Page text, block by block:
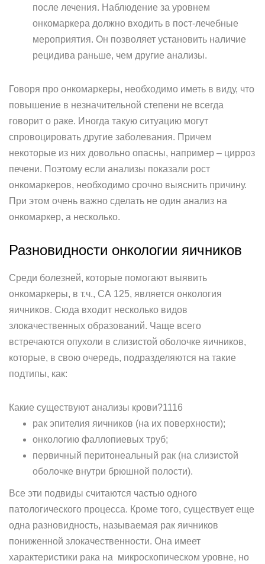
после лечения. Наблюдение за уровнем
онкомаркера должно входить в пост-лечебные
мероприятия. Он позволяет установить наличие
рецидива раньше, чем другие анализы.
Говоря про онкомаркеры, необходимо иметь в виду, что
повышение в незначительной степени не всегда
говорит о раке. Иногда такую ситуацию могут
спровоцировать другие заболевания. Причем
некоторые из них довольно опасны, например – цирроз
печени. Поэтому если анализы показали рост
онкомаркеров, необходимо срочно выяснить причину.
При этом очень важно сделать не один анализ на
онкомаркер, а несколько.
Разновидности онкологии яичников
Среди болезней, которые помогают выявить
онкомаркеры, в т.ч., СА 125, является онкология
яичников. Сюда входит несколько видов
злокачественных образований. Чаще всего
встречаются опухоли в слизистой оболочке яичников,
которые, в свою очередь, подразделяются на такие
подтипы, как:
Какие существуют анализы крови?1116
рак эпителия яичников (на их поверхности);
онкологию фаллопиевых труб;
первичный перитонеальный рак (на слизистой
оболочке внутри брюшной полости).
Все эти подвиды считаются частью одного
патологического процесса. Кроме того, существует еще
одна разновидность, называемая рак яичников
пониженной злокачественности. Она имеет
характеристики рака на микроскопическом уровне, но